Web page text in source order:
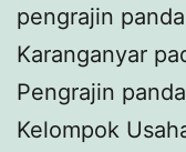
pengrajin
Karanganyar
Pengrajin
Kelompok